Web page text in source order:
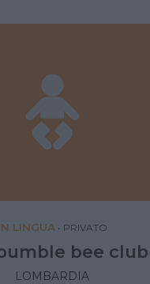
LINGUA • PRIVATO
bee club
LOMBARDIA